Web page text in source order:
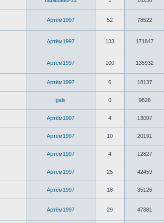
Артём1997 52 78522
Артём1997 133 171847
Артём1997 100 135932
Артём1997 6 18137
gals 0 9828
Артём1997 4 13097
Артём1997 10 20191
Артём1997 4 12827
Артём1997 25 42459
Артём1997 18 35126
Артём1997 29 47881